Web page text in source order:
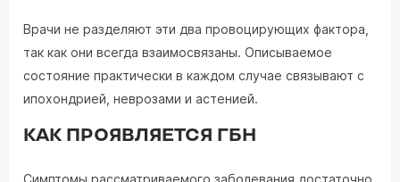
Врачи не разделяют эти два провоцирующих фактора,
так как они всегда взаимосвязаны. Описываемое
состояние практически в каждом случае связывают с
ипохондрией, неврозами и астенией.
КАК ПРОЯВЛЯЕТСЯ ГБН
Симптомы рассматриваемого заболевания достаточно